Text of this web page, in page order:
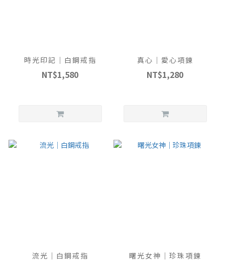
時光印記｜白鋼戒指
NT$1,580
真心｜愛心項鍊
NT$1,280
流光｜白鋼戒指 曙光女神｜珍珠項鍊